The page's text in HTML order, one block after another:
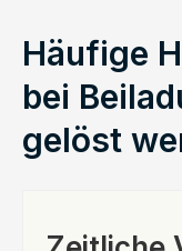
Häufige
bei
gelöst